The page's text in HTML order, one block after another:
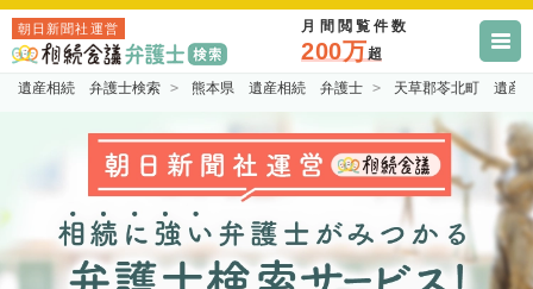
朝日新聞社運営 月間閲覧件数
200万超
遺産相続 弁護士検索 熊本県 遺産相続 弁護士 天草郡苓北町 遺産